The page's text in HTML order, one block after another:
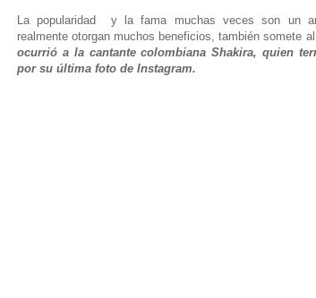
La popularidad y la fama muchas veces son un
realmente otorgan muchos beneficios, también somete
ocurrió a la cantante colombiana Shakira, quien
por su última foto de Instagram.